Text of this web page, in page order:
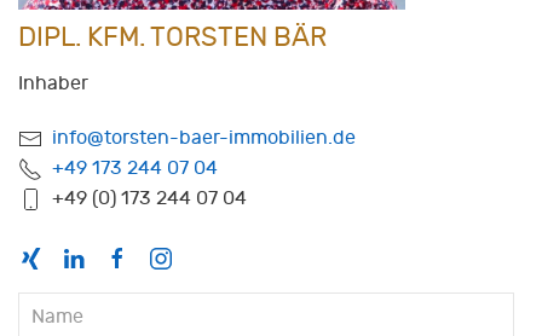
DIPL. KFM. TORSTEN BÄR
Inhaber
info@torsten-baer-immobilien.de
+49 173 244 07 04
+49 (0) 173 244 07 04